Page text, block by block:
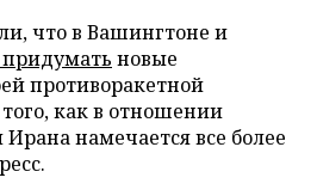
что в Вашингтоне и
придумать новые
противоракетной
как в отношении
намечается все более